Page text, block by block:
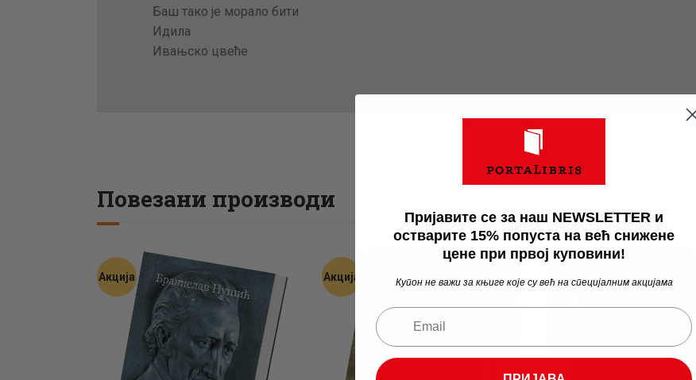
Баш тако је морало бити
Идила
Ивањско цвеће
Повезани производи
Акција Акција Акција
Пријавите се за наш NEWSLETTER и
остварите 15% попуста на већ снижене
цене при првој куповини!
Купон не важи за књиге које су већ на специјалним акцијама